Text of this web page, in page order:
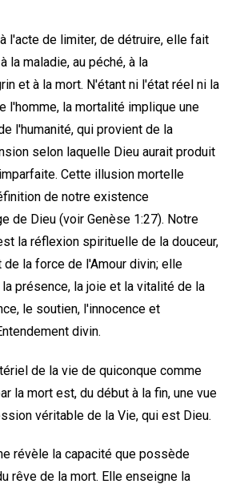
l'acte de limiter, de détruire, elle fait
la maladie, au péché, à la
et à la mort. N'étant ni l'état réel ni la
l'homme, la mortalité implique une
l'humanité, qui provient de la
selon laquelle Dieu aurait produit
Cette illusion mortelle
de notre existence
de Dieu (voir Genèse 1:27). Notre
la réflexion spirituelle de la douceur,
la force de l'Amour divin; elle
présence, la joie et la vitalité de la
le soutien, l'innocence et
divin.
de la vie de quiconque comme
la mort est, du début à la fin, une vue
véritable de la Vie, qui est Dieu.
révèle la capacité que possède
rêve de la mort. Elle enseigne la